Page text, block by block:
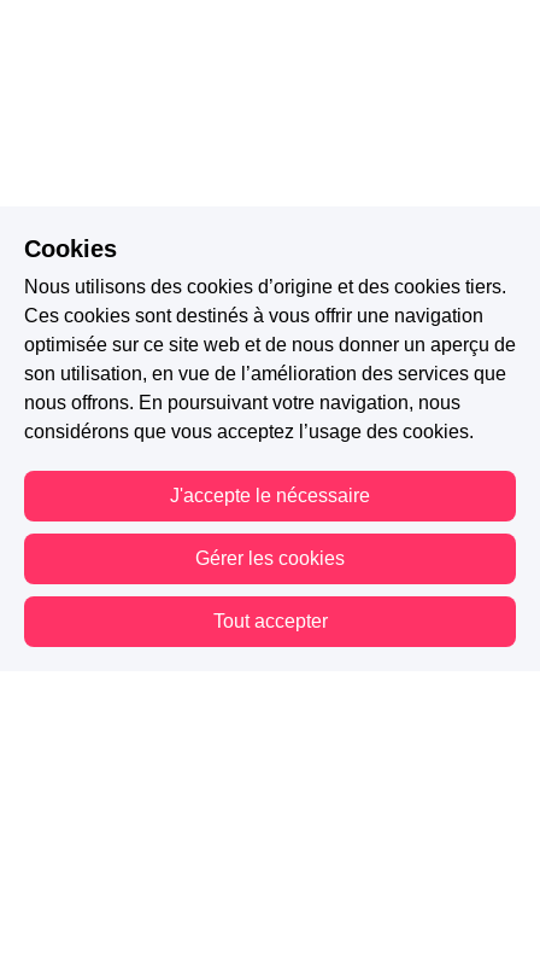
Cookies
Nous utilisons des cookies d’origine et des cookies tiers.
Ces cookies sont destinés à vous offrir une navigation
optimisée sur ce site web et de nous donner un aperçu de
son utilisation, en vue de l’amélioration des services que
nous offrons. En poursuivant votre navigation, nous
considérons que vous acceptez l’usage des cookies.
J'accepte le nécessaire
Gérer les cookies
Tout accepter